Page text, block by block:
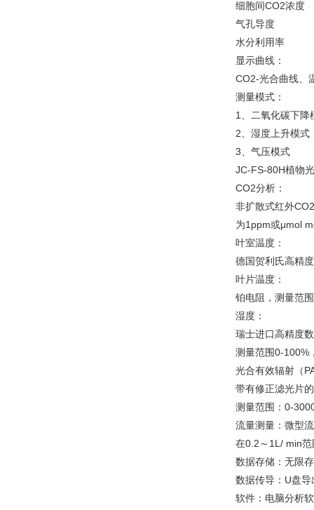
细胞间CO2浓度
气孔导度
水分利用率
显示曲线：
CO2-光合曲线、
测量模式：
1、二氧化碳下降
2、湿度上升模式
3、气压模式
JC-FS-80H植物
CO2分析：
非扩散式红外
为1ppm或μmol
叶室温度：
德国贺利氏高精
叶片温度：
铂电阻，测量范
湿度：
瑞士进口高精度
测量范围0-100%
光合有效辐射（
带有修正滤光片
测量范围：0-
流量测量：微型
在0.2～1L/ min
数据存储：无限
数据传导：U盘
软件：电脑分析